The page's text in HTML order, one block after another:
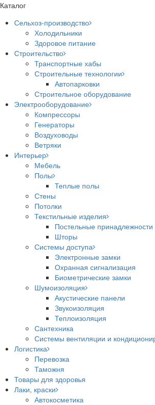
Каталог
Сельхоз-производство
Холодильники
Здоровое питание
Строительство
Транспортные хабы
Строительные технологии
Автопарковки
Строительное оборудование
Электрооборудование
Компрессоры
Генераторы
Воздуховоды
Ветряки
Интерьер
Мебель
Полы
Теплые полы
Стены
Потолки
Текстильные изделия
Постельные принадлежности
Шторы
Системы доступа
Электронные замки
Охранная сигнализация
Биометрические замки
Шумоизоляция
Акустические панели
Звукоизоляция
Теплоизоляция
Сантехника
Системы вентиляции и
Логистика
Перевозка
Таможня
Товары для здоровья
Лаки, краски
Автокосметика